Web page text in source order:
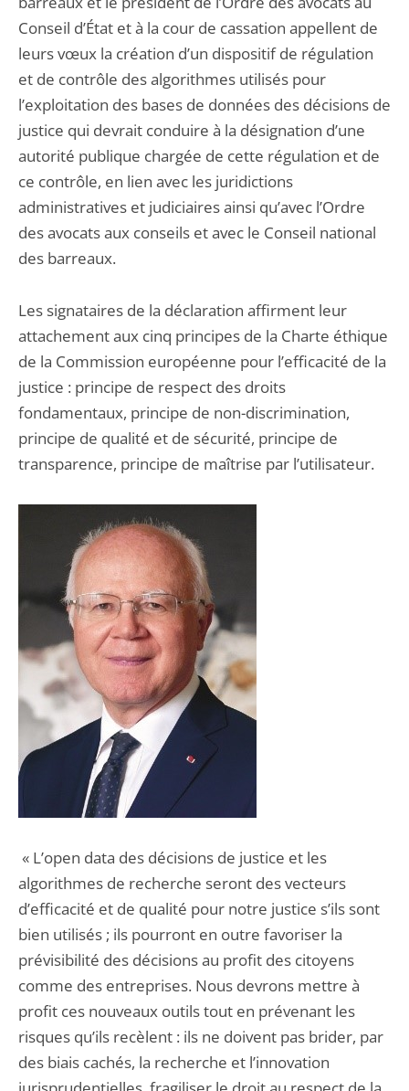
Conseil d’État et à la cour de cassation appellent de
leurs vœux la création d’un dispositif de régulation
et de contrôle des algorithmes utilisés pour
l’exploitation des bases de données des décisions de
justice qui devrait conduire à la désignation d’une
autorité publique chargée de cette régulation et de
ce contrôle, en lien avec les juridictions
administratives et judiciaires ainsi qu’avec l’Ordre
des avocats aux conseils et avec le Conseil national
des barreaux.
Les signataires de la déclaration affirment leur
attachement aux cinq principes de la Charte éthique
de la Commission européenne pour l’efficacité de la
justice : principe de respect des droits
fondamentaux, principe de non-discrimination,
principe de qualité et de sécurité, principe de
transparence, principe de maîtrise par l’utilisateur.
« L’open data des décisions de justice et les
algorithmes de recherche seront des vecteurs
d’efficacité et de qualité pour notre justice s’ils sont
bien utilisés ; ils pourront en outre favoriser la
prévisibilité des décisions au profit des citoyens
comme des entreprises. Nous devrons mettre à
profit ces nouveaux outils tout en prévenant les
risques qu’ils recèlent : ils ne doivent pas brider, par
des biais cachés, la recherche et l’innovation